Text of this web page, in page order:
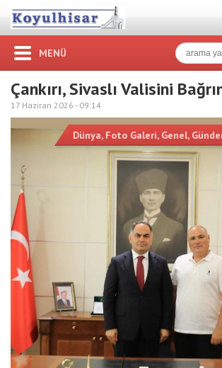
MENÜ
Çankırı, Sivaslı Valisini
17 Haziran 2026 - 09:14
Dünya, Foto Galeri, Genel,